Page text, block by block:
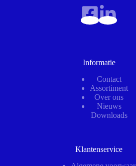
Informatie
Contact
Assortiment
Over ons
Nieuws
Downloads
Klantenservice